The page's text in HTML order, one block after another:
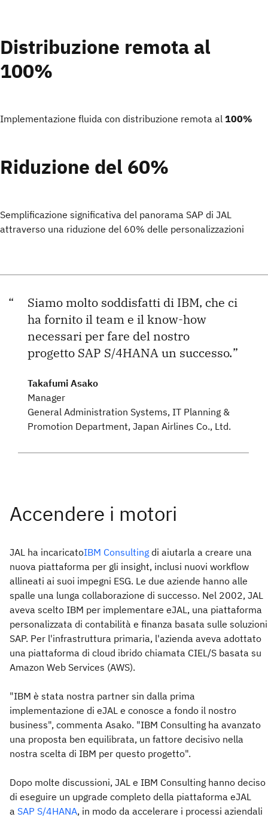
Distribuzione remota al
100%
Implementazione fluida con distribuzione remota al 100%
Riduzione del 60%
Semplificazione significativa del panorama SAP di JAL
attraverso una riduzione del 60% delle personalizzazioni
Siamo molto soddisfatti di IBM, che ci
ha fornito il team e il know-how
necessari per fare del nostro
progetto SAP S/4HANA un successo.
Takafumi Asako
Manager
General Administration Systems, IT Planning &
Promotion Department, Japan Airlines Co., Ltd.
JAL ha incaricatoIBM Consulting di aiutarla a creare una
nuova piattaforma per gli insight, inclusi nuovi workflow
allineati ai suoi impegni ESG. Le due aziende hanno alle
spalle una lunga collaborazione di successo. Nel 2002, JAL
aveva scelto IBM per implementare eJAL, una piattaforma
personalizzata di contabilità e finanza basata sulle soluzioni
SAP. Per l'infrastruttura primaria, l'azienda aveva adottato
una piattaforma di cloud ibrido chiamata CIEL/S basata su
Amazon Web Services (AWS).
"IBM è stata nostra partner sin dalla prima
implementazione di eJAL e conosce a fondo il nostro
business", commenta Asako. "IBM Consulting ha avanzato
una proposta ben equilibrata, un fattore decisivo nella
nostra scelta di IBM per questo progetto".
Dopo molte discussioni, JAL e IBM Consulting hanno deciso
di eseguire un upgrade completo della piattaforma eJAL
a SAP S/4HANA, in modo da accelerare i processi aziendali